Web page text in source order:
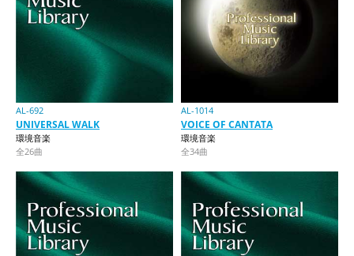
AL-692
UNIVERSAL WALK
環境音楽
全26曲
AL-1014
VOICE OF CANTATA
環境音楽
全34曲